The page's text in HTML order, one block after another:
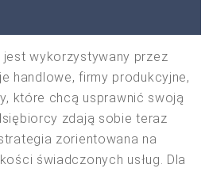
jest wykorzystywany przez
handlowe, firmy produkcyjne,
które chcą usprawnić swoją
zdają sobie teraz
zorientowana na
świadczonych usług. Dla